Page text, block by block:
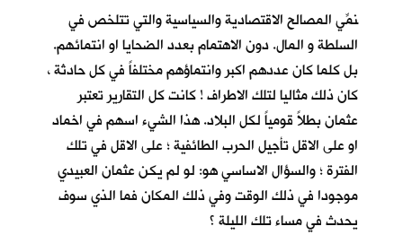
نمِّي المصالح الاقتصادية والسياسية والتي تتلخص في
السلطة و المال. دون الاهتمام بعدد الضحايا او انتمائهم.
بل كلما كان عددهم اكبر وانتماؤهم مختلفاً في كل حادثة ،
كان ذلك مثاليا لتلك الاطراف ! كانت كل التقارير تعتبر
عثمان بطلاً قومياً لكل البلاد. هذا الشيء اسهم في اخماد
او على الاقل تأجيل الحرب الطائفية ؛ على الاقل في تلك
الفترة ؛ والسؤال الاساسي هو: لو لم يكن عثمان العبيدي
موجودا في ذلك الوقت وفي ذلك المكان فما الذي سوف
يحدث في مساء تلك الليلة ؟